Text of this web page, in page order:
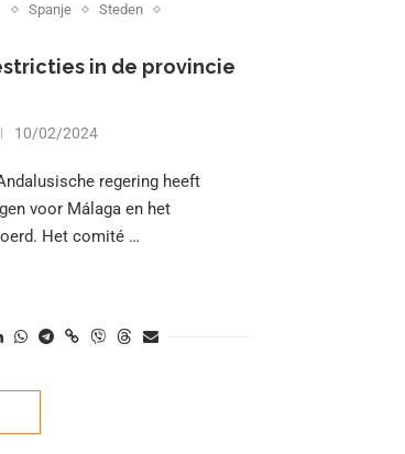
Spanje
Steden
in de provincie
10/02/2024
regering heeft
voor Málaga en het
Het comité …